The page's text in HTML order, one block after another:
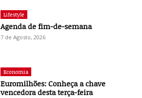
Lifestyle
Agenda de fim-de-semana
7 de Agosto, 2026
Economia
Euromilhões: Conheça a chave
vencedora desta terça-feira